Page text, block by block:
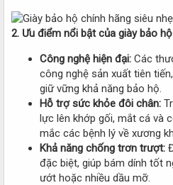
2. Ưu điểm nổi bật của giày bảo
Công nghệ hiện đại: Các
công nghệ sản xuất tiên
giữ vững khả năng bảo hộ.
Hỗ trợ sức khỏe đôi chân:
lực lên khớp gối, mắt cá và
mắc các bệnh lý về xương
Khả năng chống trơn trượt:
đặc biệt, giúp bám dính tốt
ướt hoặc nhiều dầu mỡ.